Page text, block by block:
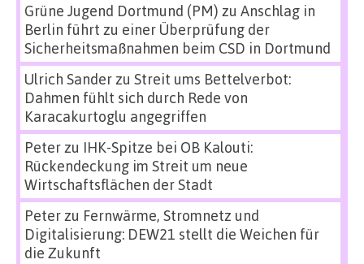
Grüne Jugend Dortmund (PM) zu Anschlag in
Berlin führt zu einer Überprüfung der
Sicherheitsmaßnahmen beim CSD in Dortmund
Ulrich Sanderzu Streit ums Bettelverbot:
Dahmen fühlt sich durch Rede von
Karacakurtoglu angegriffen
Peterzu IHK-Spitze bei OB Kalouti:
Rückendeckung im Streit um neue
Wirtschaftsflächen der Stadt
Peterzu Fernwärme, Stromnetz und
Digitalisierung: DEW21 stellt die Weichen für
die Zukunft